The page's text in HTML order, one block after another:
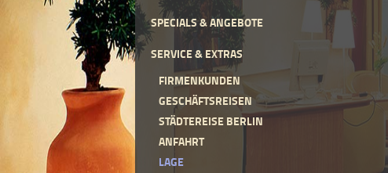
SPECIALS & ANGEBOTE
SERVICE & EXTRAS
FIRMENKUNDEN
GESCHÄFTSREISEN
STÄDTEREISE BERLIN
ANFAHRT
LAGE